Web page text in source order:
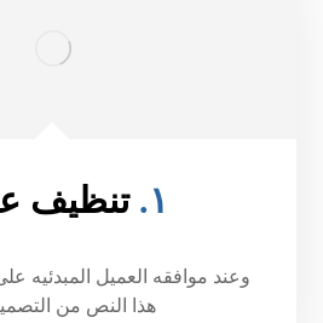
١. تنظيف
وعند موافقه العميل المبدئيه
هذا النص من